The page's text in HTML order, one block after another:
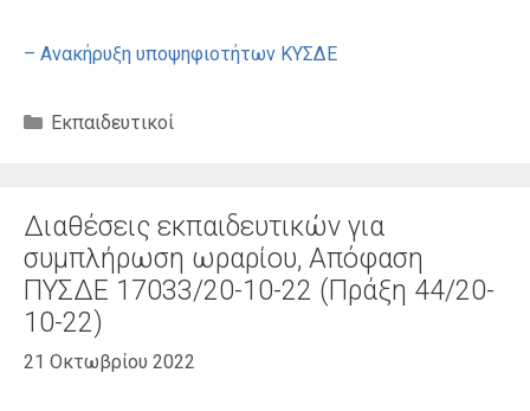
– Ανακήρυξη υποψηφιοτήτων ΚΥΣΔΕ
Κατηγορίες
Εκπαιδευτικοί
Διαθέσεις εκπαιδευτικών για
συμπλήρωση ωραρίου, Απόφαση
ΠΥΣΔΕ 17033/20-10-22 (Πράξη 44/20-
10-22)
21 Οκτωβρίου 2022